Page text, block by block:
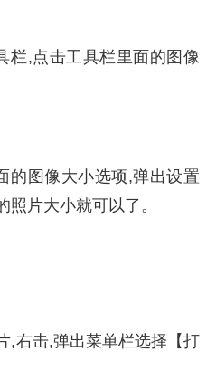
栏,点击工具栏里面的图像
的图像大小选项,弹出设置
片大小就可以了。
,右击,弹出菜单栏选择【打